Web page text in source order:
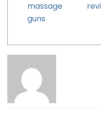
massage
guns